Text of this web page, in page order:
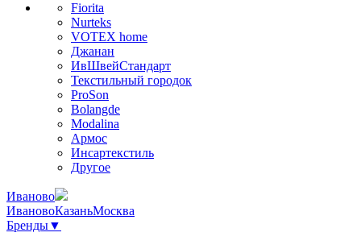
Fiorita
Nurteks
VOTEX home
Джанан
ИвШвейСтандарт
Текстильный городок
ProSon
Bolangde
Modalina
Армос
Инсартекстиль
Другое
Иваново
ИвановоКазаньМосква
Бренды▼